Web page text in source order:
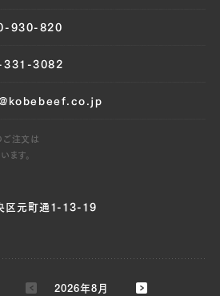
930-820
331-3082
ご注文は
ます。
区元町通1-13-19
2026年8月